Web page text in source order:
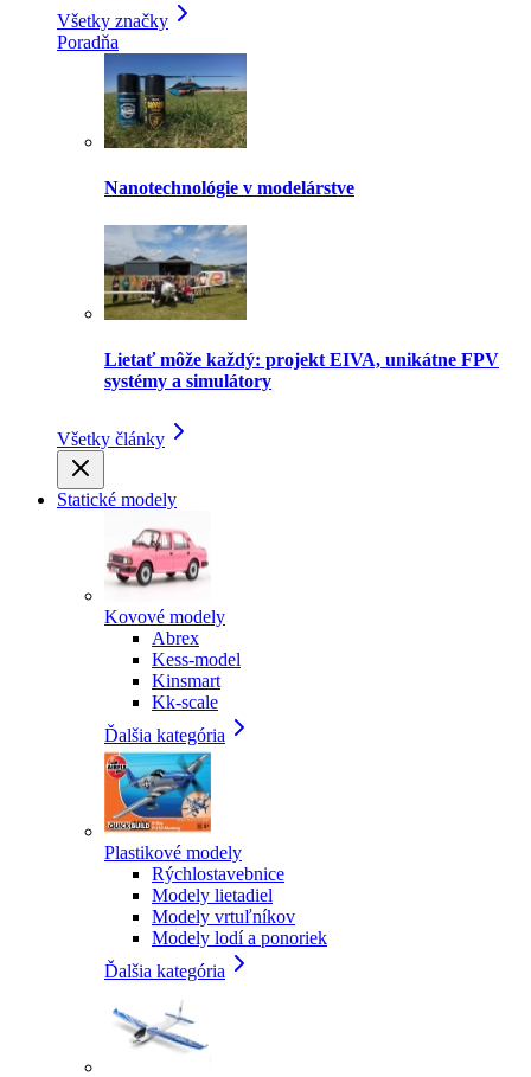
Všetky značky
Poradňa
Nanotechnológie v modelárstve
Lietať môže každý: projekt EIVA, unikátne FPV
systémy a simulátory
Všetky články
Statické modely
Kovové modely
Abrex
Kess-model
Kinsmart
Kk-scale
Ďalšia kategória
Plastikové modely
Rýchlostavebnice
Modely lietadiel
Modely vrtuľníkov
Modely lodí a ponoriek
Ďalšia kategória